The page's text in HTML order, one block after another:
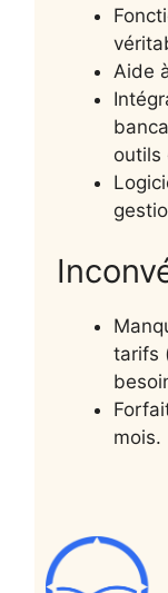
Aide
outils
tarifs
mois.